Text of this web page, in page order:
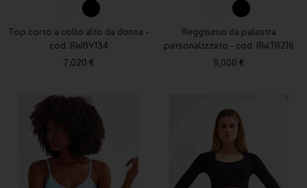
Top corto a collo alto da donna -
cod. RWBY134
7,020 €
Reggiseno da palestra
personalizzato - cod. RWTR216
9,000 €